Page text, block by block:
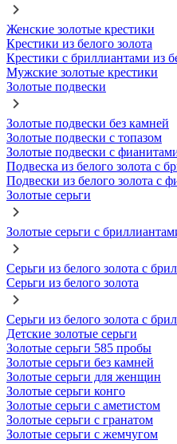
Женские золотые крестики
Крестики из белого золота
Крестики с бриллиантами из
Мужские золотые крестики
Золотые подвески
Золотые подвески без камней
Золотые подвески с топазом
Золотые подвески с
Подвеска из белого золота с
Подвески из белого золота с
Золотые серьги
Золотые серьги с
Серьги из белого золота с
Серьги из белого золота
Серьги из белого золота с
Детские золотые серьги
Золотые серьги 585 пробы
Золотые серьги без камней
Золотые серьги для женщин
Золотые серьги конго
Золотые серьги с аметистом
Золотые серьги с гранатом
Золотые серьги с жемчугом